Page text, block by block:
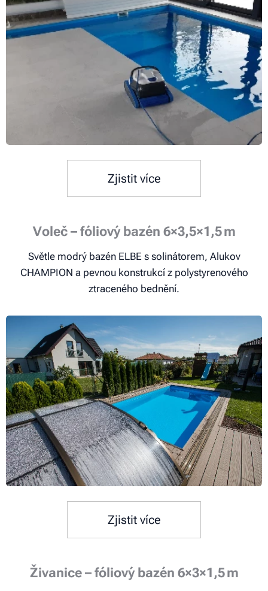
Zjistit více
Voleč – fóliový bazén 6×3,5×1,5 m
Světle modrý bazén ELBE s solinátorem, Alukov
CHAMPION a pevnou konstrukcí z polystyrenového
ztraceného bednění.
Zjistit více
Živanice – fóliový bazén 6×3×1,5 m